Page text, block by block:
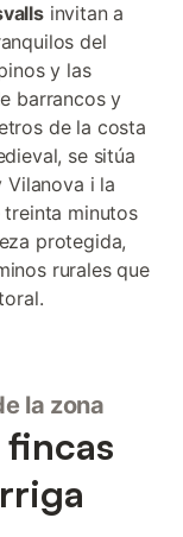
invitan a
del
y las
barrancos y
de la costa
se sitúa
Vilanova i la
treinta minutos
protegida,
rurales que
la zona
fincas